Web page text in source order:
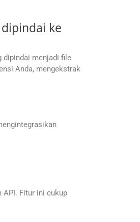
ke
dipindai menjadi file
Anda, mengekstrak
API. Fitur ini cukup